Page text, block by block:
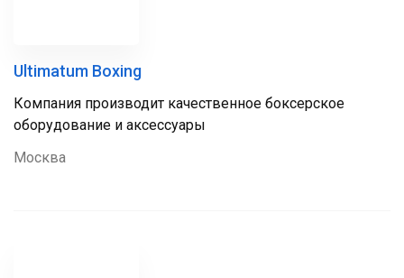
Ultimatum Boxing
Компания производит качественное боксерское
оборудование и аксессуары
Москва